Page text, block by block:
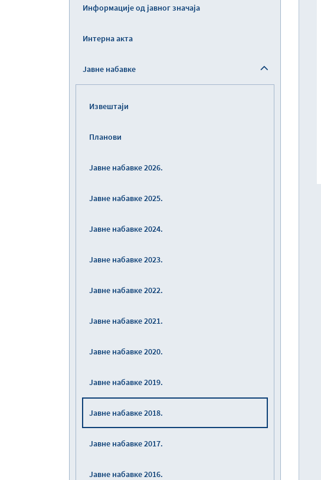
Информације од јавног значаја
Интерна акта
Јавне набавке
Извештаји
Планови
Јавне набавке 2026.
Јавне набавке 2025.
Јавне набавке 2024.
Јавне набавке 2023.
Јавне набавке 2022.
Јавне набавке 2021.
Јавне набавке 2020.
Јавне набавке 2019.
Јавне набавке 2018.
Јавне набавке 2017.
Јавне набавке 2016.